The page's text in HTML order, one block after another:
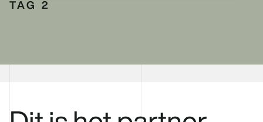
TAG 2